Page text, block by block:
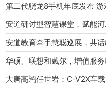
第二代骁龙8手机年底发布
安道研讨型智慧课堂，赋能
安道教育牵手慧聪巡展，共
华硕、联想和戴尔，增值服
大唐高鸿任世岩：C-V2X车